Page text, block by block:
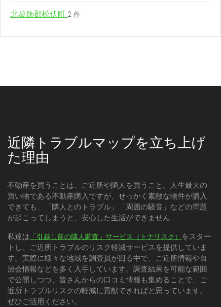
北葛飾郡松伏町 2 件
近隣トラブルマップを立ち上げ
た理由
不動産を買うことは、ご近所や隣人を買うこと。人生最大の
買い物である不動産購入ですが、せっかく素敵な物件が購入
できても、「隣人とのトラブル」「周囲の騒音」などの問題
が起こってしまうと、安心した生活ができません
私達は 「引越し前の隣人調査」サービス（トナリスク） をスター
トし、ご近所トラブルのリスク軽減サービスを提供していま
す。実際に様々な地域を調査員が回る中で、ご近所情報や自
治会情報などを多く入手しています。調査結果を可能な範囲
で公開しつつ、皆さんからの口コミ情報も集めることで、ご
近所トラブルリスクの軽減に貢献できればと思っています。
ぜひご活用ください。